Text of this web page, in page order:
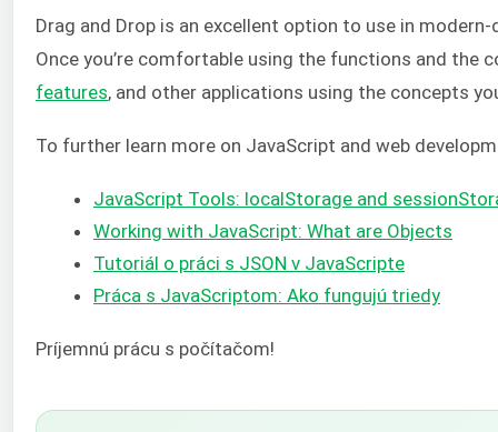
Drag and Drop is an excellent option to use in
Once you’re comfortable using the functions and
features, and other applications using the concepts
To further learn more on JavaScript and web
JavaScript Tools: localStorage and
Working with JavaScript: What are Objects
Tutoriál o práci s JSON v JavaScripte
Práca s JavaScriptom: Ako fungujú triedy
Príjemnú prácu s počítačom!